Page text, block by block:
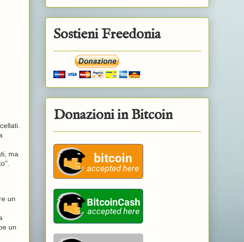
ma
un
un
Sostieni Freedonia
Donazioni in Bitcoin